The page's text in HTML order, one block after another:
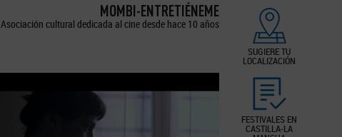
SUGIERE TU
LOCALIZACIÓN
FESTIVALES EN
CASTILLA-LA
MOMBI-ENTRETIÉNEME
Asociación cultural dedicada al cine desde hace 10 años